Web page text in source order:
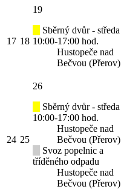
17 18
19
Sběrný dvůr - středa
10:00-17:00 hod.
Hustopeče nad
Bečvou (Přerov)
24 25
26
Sběrný dvůr - středa
10:00-17:00 hod.
Hustopeče nad
Bečvou (Přerov)
Svoz popelnic a
tříděného odpadu
Hustopeče nad
Bečvou (Přerov)